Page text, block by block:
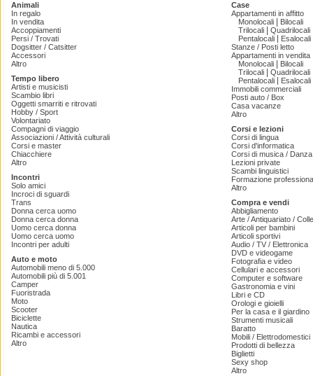
Animali
In regalo
In vendita
Accoppiamenti
Persi / Trovati
Dogsitter / Catsitter
Accessori
Altro
Tempo libero
Artisti e musicisti
Scambio libri
Oggetti smarriti e ritrovati
Hobby / Sport
Volontariato
Compagni di viaggio
Associazioni / Attività culturali
Corsi e master
Chiacchiere
Altro
Incontri
Solo amici
Incroci di sguardi
Trans
Donna cerca uomo
Donna cerca donna
Uomo cerca donna
Uomo cerca uomo
Incontri per adulti
Auto e moto
Automobili meno di 5.000
Automobili più di 5.001
Camper
Fuoristrada
Moto
Scooter
Biciclette
Nautica
Ricambi e accessori
Altro
Case
Appartamenti in affitto
Monolocali
Bilocali
Trilocali
Quadrilocali
Pentalocali
Esalocali
Stanze / Posti letto
Appartamenti in vendita
Monolocali
Bilocali
Trilocali
Quadrilocali
Pentalocali
Esalocali
Immobili commerciali
Posti auto / Box
Casa vacanze
Altro
Corsi e lezioni
Corsi di lingua
Corsi d'informatica
Corsi di musica /
Lezioni private
Scambi linguistici
Formazione
Altro
Compra e vendi
Abbigliamento
Arte / Antiquariato /
Articoli per bambini
Articoli sportivi
Audio / TV / Elettronica
DVD e videogame
Fotografia e video
Cellulari e accessori
Computer e software
Gastronomia e vini
Libri e CD
Orologi e gioielli
Per la casa e il giardino
Strumenti musicali
Baratto
Mobili / Elettrodomestici
Prodotti di bellezza
Biglietti
Sexy shop
Altro